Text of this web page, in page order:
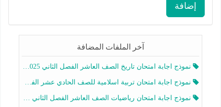
إضافة
آخر الملفات المضافة
نموذج اجابة امتحان تاريخ الصف العاشر الفصل الثاني 2025-2026
نموذج اجابة امتحان تربية اسلامية للصف الحادي عشر الفصل الثاني 2025-2026
نموذج اجابة امتحان رياضيات الصف العاشر الفصل الثاني 2025-2026